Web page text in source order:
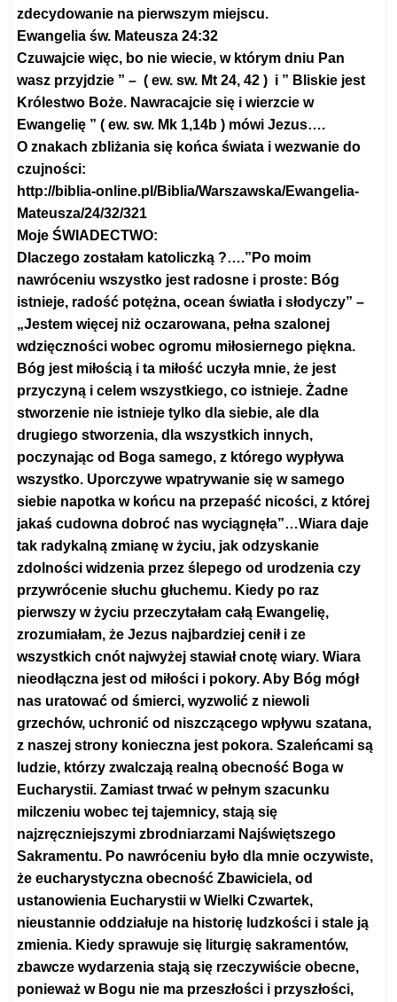
zdecydowanie na pierwszym miejscu.
Ewangelia św. Mateusza 24:32
Czuwajcie więc, bo nie wiecie, w którym dniu Pan
wasz przyjdzie ” – ( ew. sw. Mt 24, 42 ) i ” Bliskie jest
Królestwo Boże. Nawracajcie się i wierzcie w
Ewangelię ” ( ew. sw. Mk 1,14b ) mówi Jezus….
O znakach zbliżania się końca świata i wezwanie do
czujności:
http://biblia-online.pl/Biblia/Warszawska/Ewangelia-
Mateusza/24/32/321
Moje ŚWIADECTWO:
Dlaczego zostałam katoliczką ?….”Po moim
nawróceniu wszystko jest radosne i proste: Bóg
istnieje, radość potężna, ocean światła i słodyczy” –
„Jestem więcej niż oczarowana, pełna szalonej
wdzięczności wobec ogromu miłosiernego piękna.
Bóg jest miłością i ta miłość uczyła mnie, że jest
przyczyną i celem wszystkiego, co istnieje. Żadne
stworzenie nie istnieje tylko dla siebie, ale dla
drugiego stworzenia, dla wszystkich innych,
poczynając od Boga samego, z którego wypływa
wszystko. Uporczywe wpatrywanie się w samego
siebie napotka w końcu na przepaść nicości, z której
jakaś cudowna dobroć nas wyciągnęła”…Wiara daje
tak radykalną zmianę w życiu, jak odzyskanie
zdolności widzenia przez ślepego od urodzenia czy
przywrócenie słuchu głuchemu. Kiedy po raz
pierwszy w życiu przeczytałam całą Ewangelię,
zrozumiałam, że Jezus najbardziej cenił i ze
wszystkich cnót najwyżej stawiał cnotę wiary. Wiara
nieodłączna jest od miłości i pokory. Aby Bóg mógł
nas uratować od śmierci, wyzwolić z niewoli
grzechów, uchronić od niszczącego wpływu szatana,
z naszej strony konieczna jest pokora. Szaleńcami są
ludzie, którzy zwalczają realną obecność Boga w
Eucharystii. Zamiast trwać w pełnym szacunku
milczeniu wobec tej tajemnicy, stają się
najzręczniejszymi zbrodniarzami Najświętszego
Sakramentu. Po nawróceniu było dla mnie oczywiste,
że eucharystyczna obecność Zbawiciela, od
ustanowienia Eucharystii w Wielki Czwartek,
nieustannie oddziałuje na historię ludzkości i stale ją
zmienia. Kiedy sprawuje się liturgię sakramentów,
zbawcze wydarzenia stają się rzeczywiście obecne,
ponieważ w Bogu nie ma przeszłości i przyszłości,